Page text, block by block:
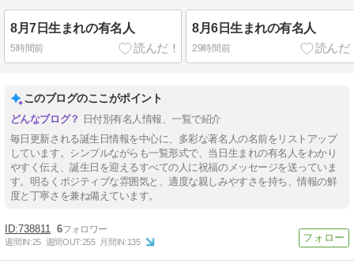
8月7日生まれの有名人
5時間前
8月6日生まれの有名人
29時間前
このブログのここがポイント
日付別有名人情報、一覧で紹介
毎日更新される誕生日情報を中心に、多彩な著名人の名前をリストアップ
しています。シンプルながらも一覧形式で、当日生まれの有名人をわかり
やすく伝え、誕生日を迎えるすべての人に祝福のメッセージを送っていま
す。明るくポジティブな雰囲気と、適度な親しみやすさを持ち、情報の鮮
度と丁寧さを兼ね備えています。
738811 6
週間IN:25 週間OUT:255 月間IN:135